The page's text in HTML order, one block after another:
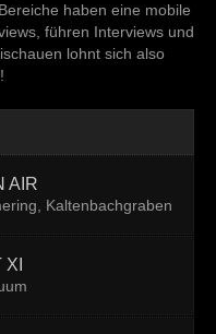
haben eine mobile
führen Interviews und
lohnt sich also
AIR
Kaltenbachgraben